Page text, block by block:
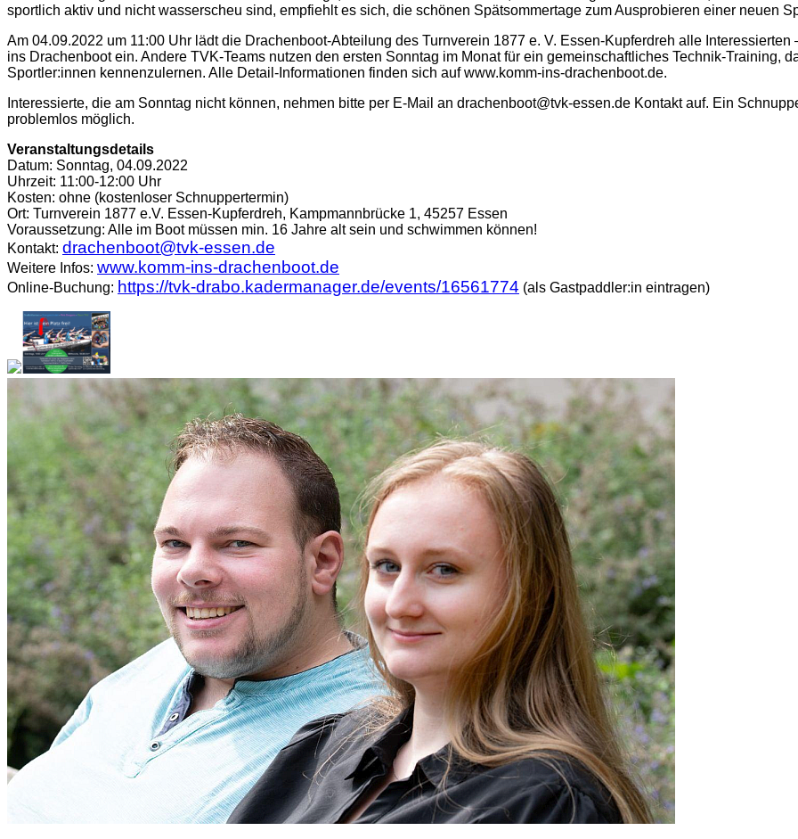
sportlich aktiv und nicht wasserscheu sind, empfiehlt es sich, die schönen Spätsommertage zum Ausprobieren einer neuen
Am 04.09.2022 um 11:00 Uhr lädt die Drachenboot-Abteilung des Turnverein 1877 e. V. Essen-Kupferdreh alle
ins Drachenboot ein. Andere TVK-Teams nutzen den ersten Sonntag im Monat für ein gemeinschaftliches Technik-Training,
Sportler:innen kennenzulernen. Alle Detail-Informationen finden sich auf www.komm-ins-drachenboot.de.
Interessierte, die am Sonntag nicht können, nehmen bitte per E-Mail an drachenboot@tvk-essen.de Kontakt auf. Ein
problemlos möglich.
Veranstaltungsdetails
Datum: Sonntag, 04.09.2022
Uhrzeit: 11:00-12:00 Uhr
Kosten: ohne (kostenloser Schnuppertermin)
Ort: Turnverein 1877 e.V. Essen-Kupferdreh, Kampmannbrücke 1, 45257 Essen
Voraussetzung: Alle im Boot müssen min. 16 Jahre alt sein und schwimmen können!
Kontakt: drachenboot@tvk-essen.de
Weitere Infos: www.komm-ins-drachenboot.de
Online-Buchung: https://tvk-drabo.kadermanager.de/events/16561774 (als Gastpaddler:in eintragen)